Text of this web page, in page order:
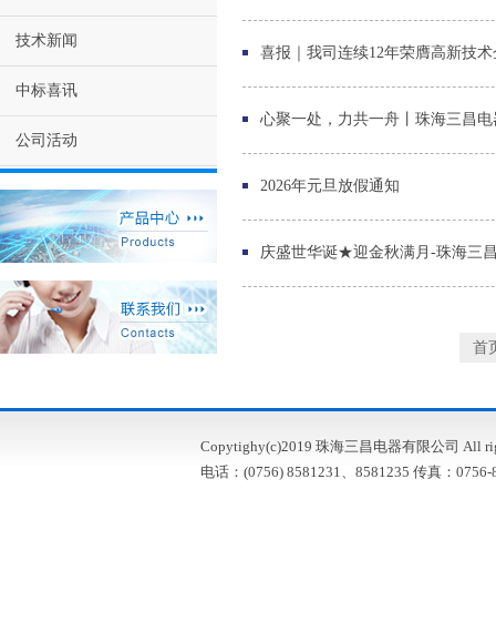
技术新闻
中标喜讯
公司活动
喜报｜我司连续12年荣膺高新技
心聚一处，力共一舟丨珠海三昌
2026年元旦放假通知
庆盛世华诞★迎金秋满月-珠海三
首
Copytighy(c)2019 珠海三昌电器有限公司 All
电话：(0756) 8581231、8581235 传真：